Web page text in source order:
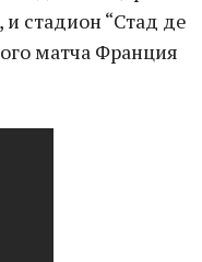
стадион “Стад де
матча Франция